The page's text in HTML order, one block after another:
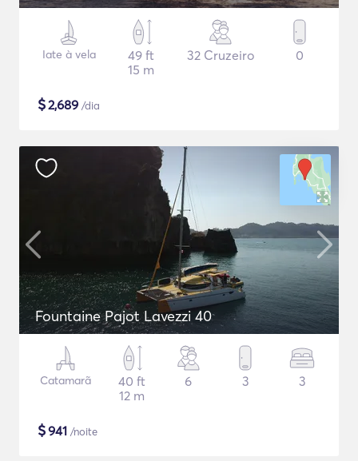
Iate à vela
49 ft
15 m
32 Cruzeiro 0
$2,689 /dia
Fountaine Pajot Lavezzi 40
Catamarã
40 ft
12 m
6 3 3
$941 /noite